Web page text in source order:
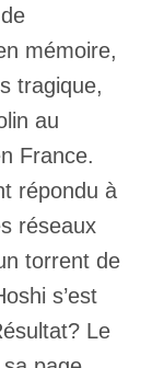
mémoire,
tragique,
au
France.
répondu à
réseaux
torrent de
s’est
Le